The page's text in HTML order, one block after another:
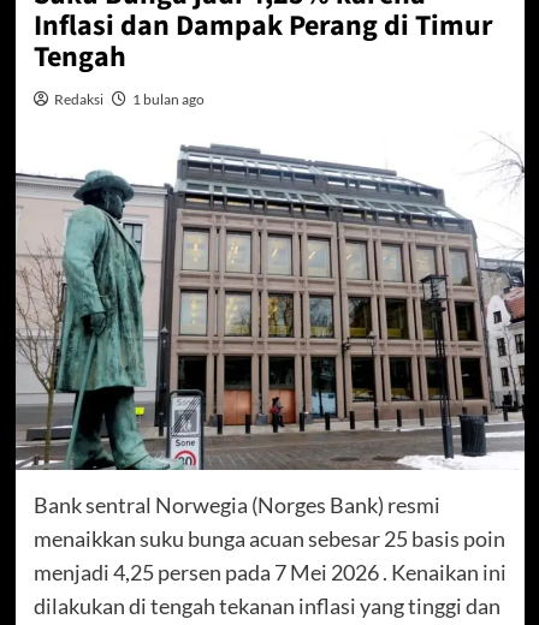
Inflasi dan Dampak Perang di Timur
Tengah
Redaksi 1 bulan ago
Bank sentral Norwegia (Norges Bank) resmi
menaikkan suku bunga acuan sebesar 25 basis poin
menjadi 4,25 persen pada 7 Mei 2026 . Kenaikan ini
dilakukan di tengah tekanan inflasi yang tinggi dan